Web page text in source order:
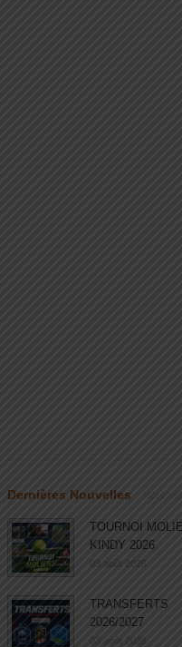
Dernières Nouvelles
TOURNOI
KINDY 2026
03 août 2026
TRANSFERTS
2026/2027
03 août 2026